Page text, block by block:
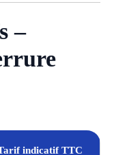
–
indicatif TTC